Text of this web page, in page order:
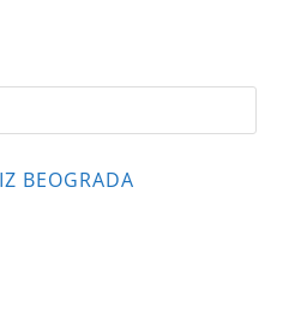
BEOGRADA